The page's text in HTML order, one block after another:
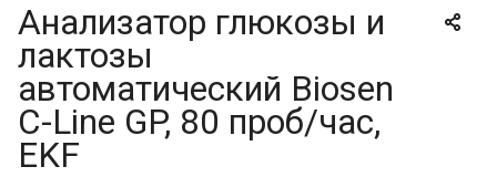
Анализатор глюкозы и
лактозы
автоматический Biosen
C-Line GP, 80 проб/час,
EKF